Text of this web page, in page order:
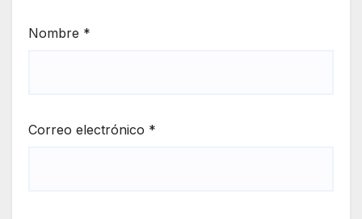
Nombre *
Correo electrónico *